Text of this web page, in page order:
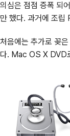
의심은 점점 증폭 되
만 했다. 과거에 조립
처음에는 추가로 꽂
다. Mac OS X DVD